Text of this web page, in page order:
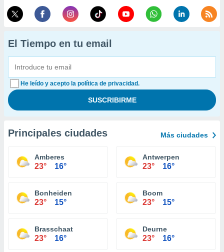
El Tiempo en tu email
He leído y acepto la política de privacidad.
Principales ciudades Más ciudades
Amberes
23° 16°
Antwerpen
23° 16°
Bonheiden
23° 15°
Boom
23° 15°
Brasschaat
23° 16°
Deurne
23° 16°